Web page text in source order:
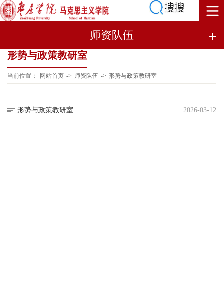
师资队伍
形势与政策教研室
当前位置： 网站首页 -> 师资队伍 -> 形势与政策教研室
形势与政策教研室 2026-03-12